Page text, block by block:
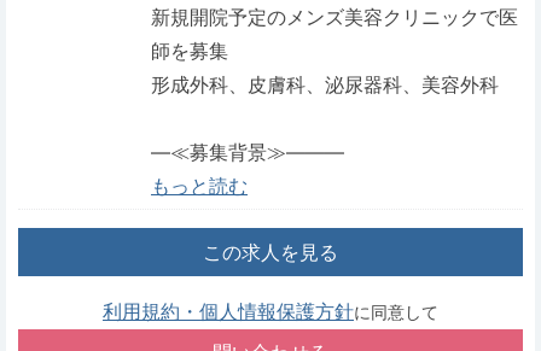
新規開院予定のメンズ美容クリニックで医
師を募集
形成外科、皮膚科、泌尿器科、美容外科
―≪募集背景≫―――
もっと読む
この求人を見る
利用規約・個人情報保護方針に同意して